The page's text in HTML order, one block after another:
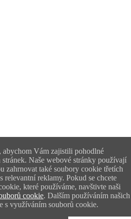
Vám zajistili pohodlné
Naše webové stránky používají
zahrnovat také soubory cookie třetích
relevantní reklamy. Pokud se chcete
které používáme, navštivte naši
cookie. Dalším používáním našich
s využíváním souborů cookie.